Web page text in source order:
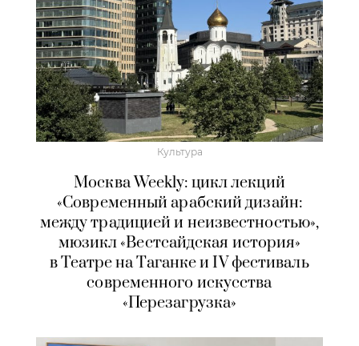
Культура
Москва Weekly: цикл лекций
«Современный арабский дизайн:
между традицией и неизвестностью»,
мюзикл «Вестсайдская история»
в Театре на Таганке и IV фестиваль
современного искусства
«Перезагрузка»